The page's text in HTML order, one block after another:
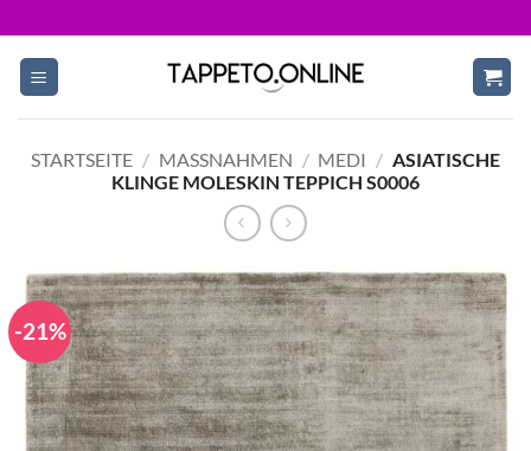
to
content
STARTSEITE / MASSNAHMEN / MEDI / ASIATISCHE
KLINGE MOLESKIN TEPPICH S0006
-21%